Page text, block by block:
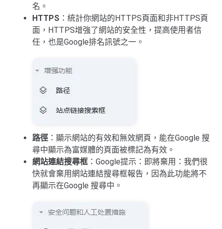
名。
HTTPS ：統計你網站的HTTPS頁面和非HTTPS頁
面，HTTPS增強了網站的安全性，提高使用者信
任，也是Google排名訊號之一。
路徑 ：顯示網站的有效和無效網頁，能在Google 搜
尋中顯示為富媒體的頁面被標記為有效。
網站連結搜尋框 ：Google提示：即將棄用：我們很
快就會棄用網站連結搜尋框報告，因為此功能將不
再顯示在Google 搜尋中。